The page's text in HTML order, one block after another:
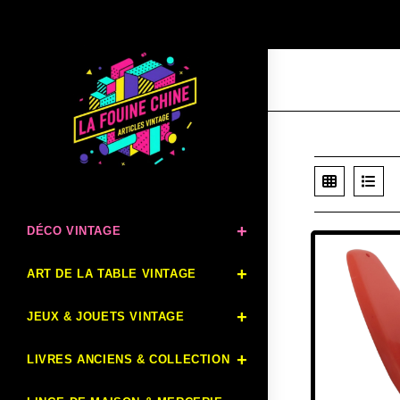
DÉCO VINTAGE
ART DE LA TABLE VINTAGE
JEUX & JOUETS VINTAGE
LIVRES ANCIENS & COLLECTION